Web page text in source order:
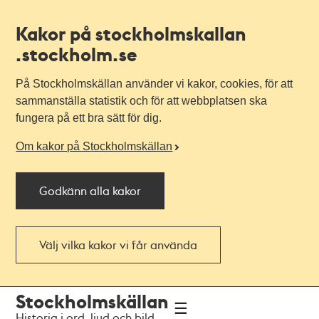
Kakor på stockholmskallan
.stockholm.se
På Stockholmskällan använder vi kakor, cookies, för att
sammanställa statistik och för att webbplatsen ska
fungera på ett bra sätt för dig.
Om kakor på Stockholmskällan
Godkänn alla kakor
Välj vilka kakor vi får använda
navigationen
huvudinnehållet
Stockholmskällan